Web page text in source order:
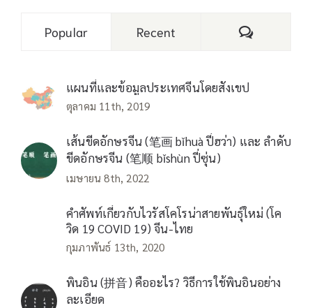
Popular Recent Comments
แผนที่และข้อมูลประเทศจีนโดยสังเขป
ตุลาคม 11th, 2019
เส้นขีดอักษรจีน (笔画 bǐhuà ปี่ฮว่า) และ ลำดับ
ขีดอักษรจีน (笔顺 bǐshùn ปี่ซุ่น)
เมษายน 8th, 2022
คำศัพท์เกี่ยวกับไวรัสโคโรน่าสายพันธุ์ใหม่ (โค
วิด 19 COVID 19) จีน-ไทย
กุมภาพันธ์ 13th, 2020
พินอิน (拼音) คืออะไร? วิธีการใช้พินอินอย่าง
ละเอียด